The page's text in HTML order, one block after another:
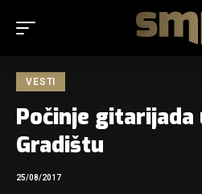
VESTI
Počinje gitarijada
Gradištu
25/08/2017